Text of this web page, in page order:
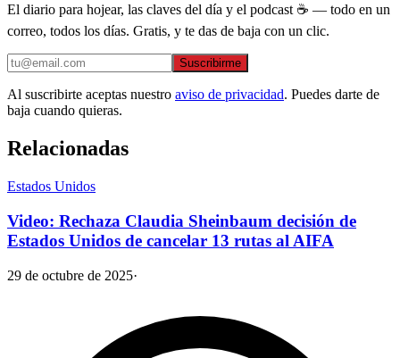
El diario para hojear, las claves del día y el podcast ☕ — todo en un
correo, todos los días. Gratis, y te das de baja con un clic.
Suscribirme
Al suscribirte aceptas nuestro aviso de privacidad. Puedes darte de
baja cuando quieras.
Relacionadas
Estados Unidos
Video: Rechaza Claudia Sheinbaum decisión de
Estados Unidos de cancelar 13 rutas al AIFA
29 de octubre de 2025·